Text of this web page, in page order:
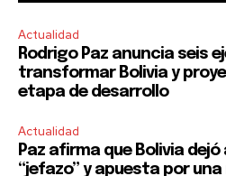
I've read and accept the
Actualidad
Rodrigo Paz anuncia seis
transformar Bolivia y
etapa de desarrollo
Actualidad
Paz afirma que Bolivia
“jefazo” y apuesta por una